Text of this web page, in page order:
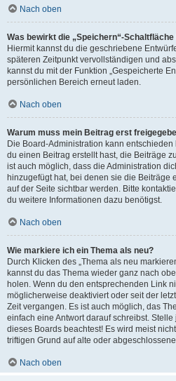
Nach oben
Was bewirkt die „Speichern“-
Hiermit kannst du die geschriebene
späteren Zeitpunkt vervollständigen und
kannst du mit der Funktion „Gespeicherte
persönlichen Bereich erneut laden.
Nach oben
Warum muss mein Beitrag erst
Die Board-Administration kann
du einen Beitrag erstellt hast, die Beiträge
ist auch möglich, dass die Administration
hinzugefügt hat, bei denen sie die Beiträge
auf der Seite sichtbar werden. Bitte
du weitere Informationen dazu benötigst.
Nach oben
Wie markiere ich ein Thema als neu?
Durch Klicken des „Thema als neu
kannst du das Thema wieder ganz nach
holen. Wenn du den entsprechenden Link
möglicherweise deaktiviert oder seit der
Zeit vergangen. Es ist auch möglich, das
einfach eine Antwort darauf schreibst.
dieses Boards beachtest! Es wird meist
triftigen Grund auf alte oder
Nach oben